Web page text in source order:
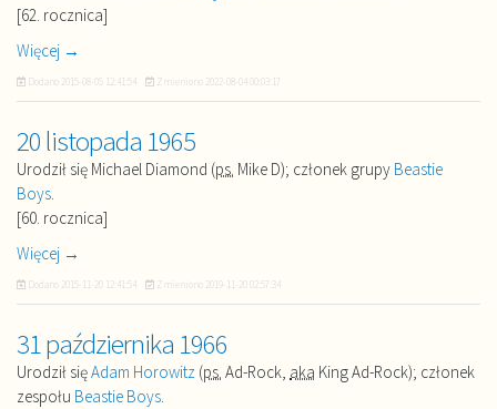
[62. rocznica]
Więcej →
Dodano 2015-08-05 12:41:54 Zmieniono 2022-08-04 00:03:17
20 listopada 1965
Urodził się Michael Diamond (ps. Mike D); członek grupy Beastie
Boys.
[60. rocznica]
Więcej →
Dodano 2015-11-20 12:41:54 Zmieniono 2019-11-20 02:57:34
31 października 1966
Urodził sięAdam Horowitz (ps. Ad-Rock, aka King Ad-Rock); członek
zespołu Beastie Boys.